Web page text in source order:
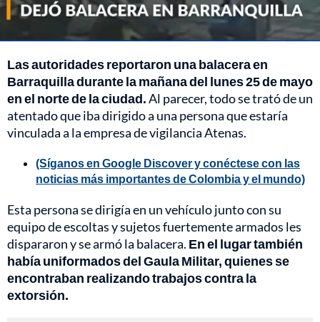
Las autoridades reportaron una balacera en
Barraquilla durante la mañana del lunes 25 de mayo
en el norte de la ciudad.Al parecer, todo se trató de un
atentado que iba dirigido a una persona que estaría
vinculada a la empresa de vigilancia Atenas.
(Síganos en Google Discover y conéctese con las
noticias más importantes de Colombia y el mundo)
Esta persona se dirigía en un vehículo junto con su
equipo de escoltas y sujetos fuertemente armados les
dispararon y se armó la balacera. En el lugar también
había uniformados del Gaula Militar, quienes se
encontraban realizando trabajos contra la
extorsión.